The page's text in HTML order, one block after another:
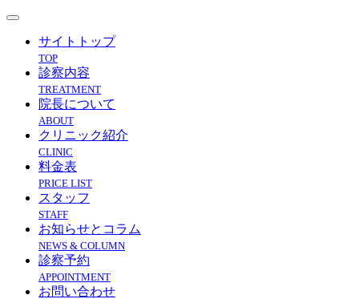
サイトトップ
TOP
診察内容
TREATMENT
院長について
ABOUT
クリニック紹介
CLINIC
料金表
PRICE LIST
スタッフ
STAFF
お知らせとコラム
NEWS & COLUMN
診察予約
APPOINTMENT
お問い合わせ